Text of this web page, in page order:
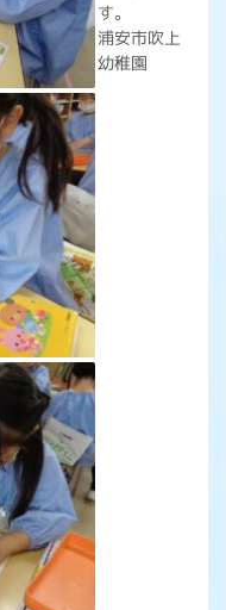
す。
浦安市吹上
幼稚園